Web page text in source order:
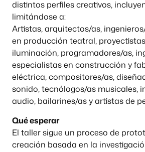
distintos perfiles creativos,
limitándose a:
Artistas, arquitectos/as,
en producción teatral,
iluminación, programadores/as,
especialistas en construcción y
eléctrica, compositores/as,
sonido, tecnólogos/as musicales,
audio, bailarines/as y artistas de
Qué esperar
El taller sigue un proceso de
creación basada en la